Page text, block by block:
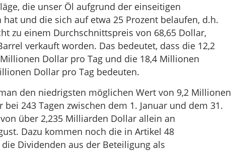
die unser Öl aufgrund der einseitigen
und die sich auf etwa 25 Prozent belaufen, d.h.
zu einem Durchschnittspreis von 68,65 Dollar,
verkauft worden. Das bedeutet, dass die 12,2
Dollar pro Tag und die 18,4 Millionen
Dollar pro Tag bedeuten.
den niedrigsten möglichen Wert von 9,2 Millionen
243 Tagen zwischen dem 1. Januar und dem 31.
über 2,235 Milliarden Dollar allein an
Dazu kommen noch die in Artikel 48
Dividenden aus der Beteiligung als